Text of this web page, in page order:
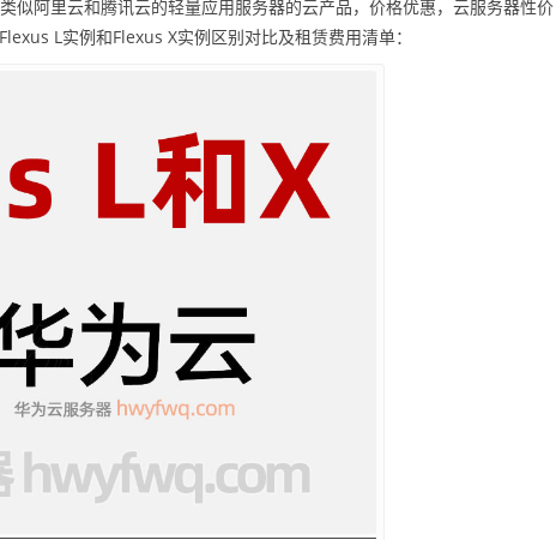
似阿里云和腾讯云的轻量应用服务器的云产品，价格优惠，云服务器性价
L实例和Flexus X实例区别对比及租赁费用清单：